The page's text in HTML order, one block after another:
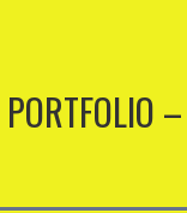
PORTFOLIO